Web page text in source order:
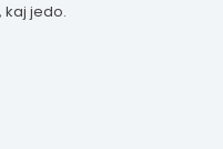
kaj jedo.